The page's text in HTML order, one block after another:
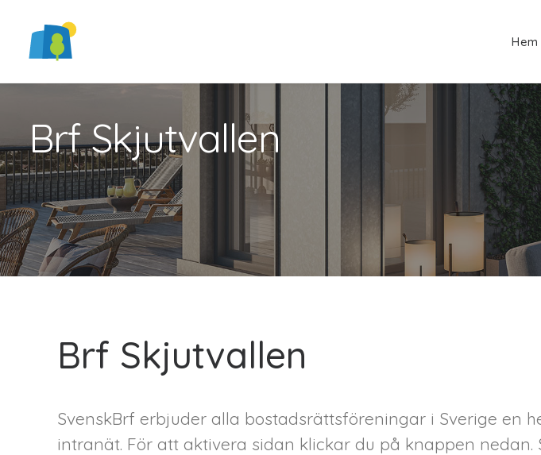
Hem
Brf Skjutvallen
Brf Skjutvallen
SvenskBrf erbjuder alla bostadsrättsföreningar i Sverige en
intranät. För att aktivera sidan klickar du på knappen nedan.